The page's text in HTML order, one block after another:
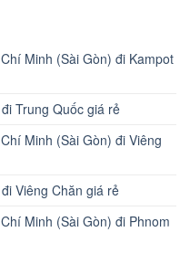
Minh (Sài Gòn) đi Kampot
Trung Quốc giá rẻ
Minh (Sài Gòn) đi Viêng
Viêng Chăn giá rẻ
Minh (Sài Gòn) đi Phnom